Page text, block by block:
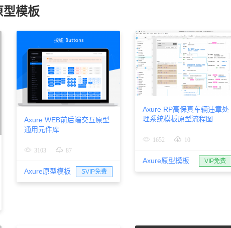
模板
Axure WEB前后端交互原型
通用元件库
3103 87
Axure原型模板 SVIP免费
Axure RP高保真车辆违章处
理系统模板原型流程图
1652 10
Axure原型模板 VIP免费